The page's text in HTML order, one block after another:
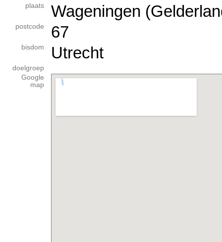
plaats Wageningen
postcode 67
bisdom Utrecht
doelgroep
Google
map